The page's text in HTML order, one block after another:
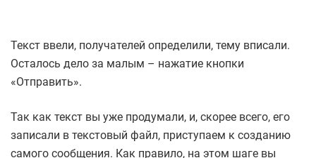
Текст ввели, получателей определили, тему вписали.
Осталось дело за малым – нажатие кнопки
«Отправить».
Так как текст вы уже продумали, и, скорее всего, его
записали в текстовый файл, приступаем к созданию
самого сообщения. Как правило, на этом шаге вы